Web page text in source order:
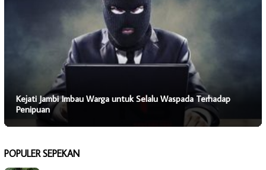
Kejati Jambi Imbau Warga untuk Selalu Waspada Terhadap
Penipuan
POPULER SEPEKAN